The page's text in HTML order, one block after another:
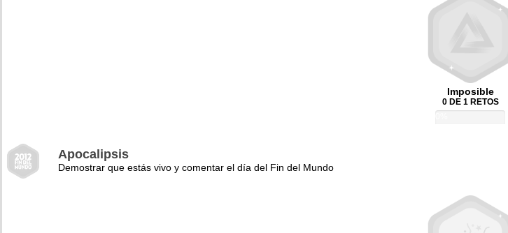
Imposible
0 DE 1 RETOS
Apocalipsis
Demostrar que estás vivo y comentar el día del Fin del Mundo